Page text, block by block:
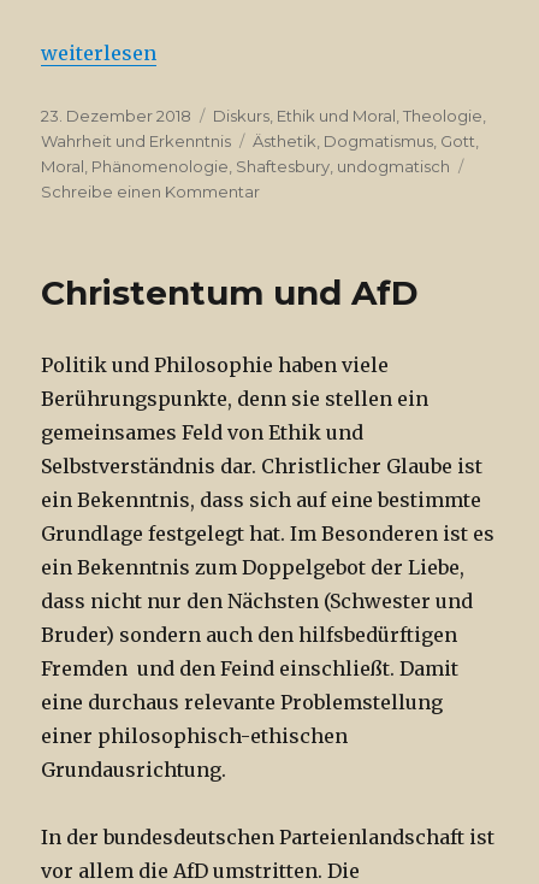
„Das Lob des Undogmatischen“
weiterlesen
Veröffentlicht
am
23. Dezember 2018 Kategorien
Diskurs, Ethik und Moral,Theologie,
Wahrheit und Erkenntnis
Schlagwörter
Ästhetik, Dogmatismus, Gott,
Moral, Phänomenologie, Shaftesbury, undogmatisch
Schreibe einen Kommentarzu
Undogmatischen
Christentum und AfD
Politik und Philosophie haben viele
Berührungspunkte, denn sie stellen ein
gemeinsames Feld von Ethik und
Selbstverständnis dar. Christlicher Glaube ist
ein Bekenntnis, dass sich auf eine bestimmte
Grundlage festgelegt hat. Im Besonderen ist es
ein Bekenntnis zum Doppelgebot der Liebe,
dass nicht nur den Nächsten (Schwester und
Bruder) sondern auch den hilfsbedürftigen
Fremden und den Feind einschließt. Damit
eine durchaus relevante Problemstellung
einer philosophisch-ethischen
Grundausrichtung.
In der bundesdeutschen Parteienlandschaft ist
vor allem die AfD umstritten. Die